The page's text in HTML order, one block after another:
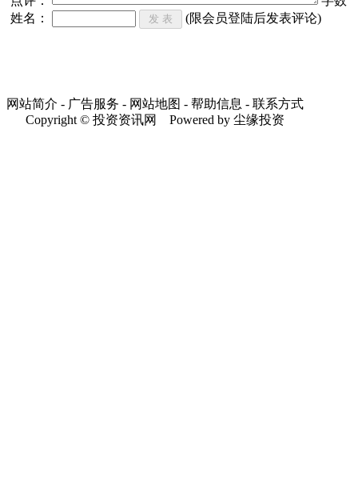
姓名：
(限会员登陆后发表评论)
网站简介 - 广告服务 - 网站地图 - 帮助信息 - 联系方式
Copyright © 投资资讯网 Powered by 尘缘投资